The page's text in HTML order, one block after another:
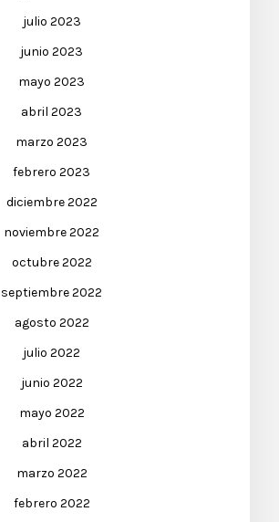
julio 2023
junio 2023
mayo 2023
abril 2023
marzo 2023
febrero 2023
diciembre 2022
noviembre 2022
octubre 2022
septiembre 2022
agosto 2022
julio 2022
junio 2022
mayo 2022
abril 2022
marzo 2022
febrero 2022